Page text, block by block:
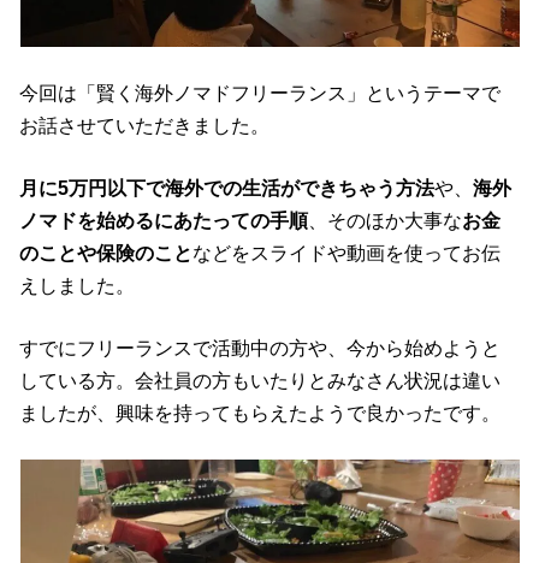
今回は「賢く海外ノマドフリーランス」というテーマで
お話させていただきました。
月に5万円以下で海外での生活ができちゃう方法や、海外
ノマドを始めるにあたっての手順、そのほか大事なお金
のことや保険のことなどをスライドや動画を使ってお伝
えしました。
すでにフリーランスで活動中の方や、今から始めようと
している方。会社員の方もいたりとみなさん状況は違い
ましたが、興味を持ってもらえたようで良かったです。